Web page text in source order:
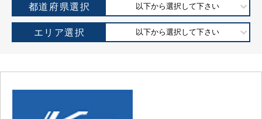
都道府県選択 以下から選択して下さい
エリア選択 以下から選択して下さい